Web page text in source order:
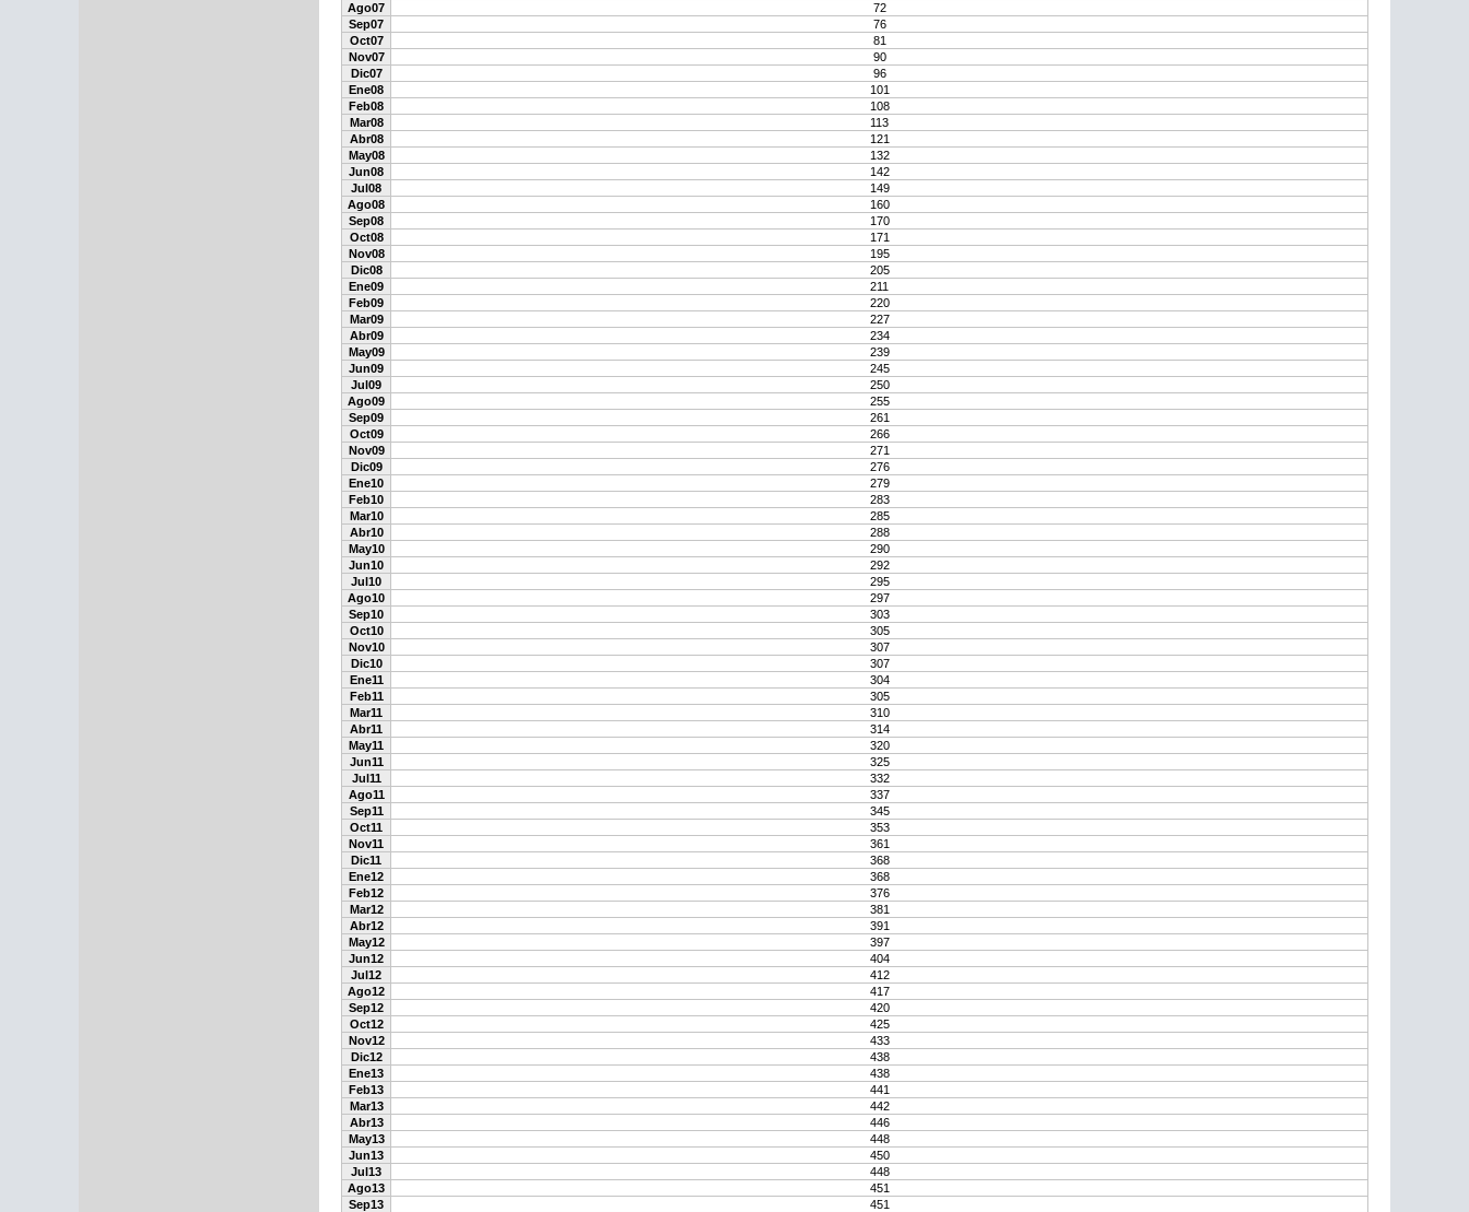
Ago07
72
Sep07
76
Oct07
81
Nov07
90
Dic07
96
Ene08
101
Feb08
108
Mar08
113
Abr08
121
May08
132
Jun08
142
Jul08
149
Ago08
160
Sep08
170
Oct08
171
Nov08
195
Dic08
205
Ene09
211
Feb09
220
Mar09
227
Abr09
234
May09
239
Jun09
245
Jul09
250
Ago09
255
Sep09
261
Oct09
266
Nov09
271
Dic09
276
Ene10
279
Feb10
283
Mar10
285
Abr10
288
May10
290
Jun10
292
Jul10
295
Ago10
297
Sep10
303
Oct10
305
Nov10
307
Dic10
307
Ene11
304
Feb11
305
Mar11
310
Abr11
314
May11
320
Jun11
325
Jul11
332
Ago11
337
Sep11
345
Oct11
353
Nov11
361
Dic11
368
Ene12
368
Feb12
376
Mar12
381
Abr12
391
May12
397
Jun12
404
Jul12
412
Ago12
417
Sep12
420
Oct12
425
Nov12
433
Dic12
438
Ene13
438
Feb13
441
Mar13
442
Abr13
446
May13
448
Jun13
450
Jul13
448
Ago13
451
Sep13
451